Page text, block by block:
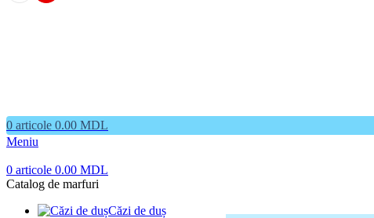
0 articole 0.00 MDL
Meniu
0 articole 0.00 MDL
Catalog de marfuri
Căzi de duș